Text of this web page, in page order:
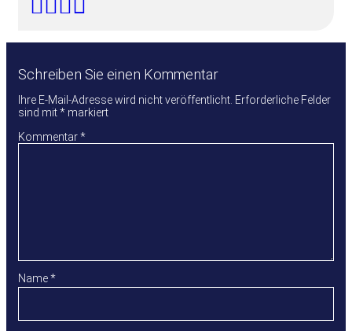
Schreiben Sie einen Kommentar
Ihre E-Mail-Adresse wird nicht veröffentlicht. Erforderliche Felder
sind mit* markiert
Kommentar*
Name*